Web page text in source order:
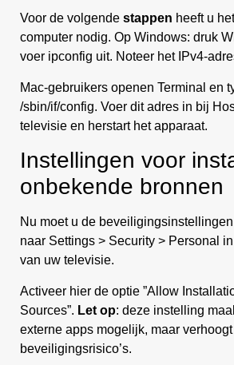
Voor de volgende stappen heeft u
computer nodig. Op Windows: druk
voer ipconfig uit. Noteer het IPv4-
Mac-gebruikers openen Terminal en
/sbin/if/config. Voer dit adres in bij
televisie en herstart het apparaat.
Instellingen voor
onbekende bronnen
Nu moet u de
naar Settings > Security > Personal
van uw televisie.
Activeer hier de optie ”Allow
Sources”. Let op: deze instelling
externe apps mogelijk, maar
beveiligingsrisico’s.